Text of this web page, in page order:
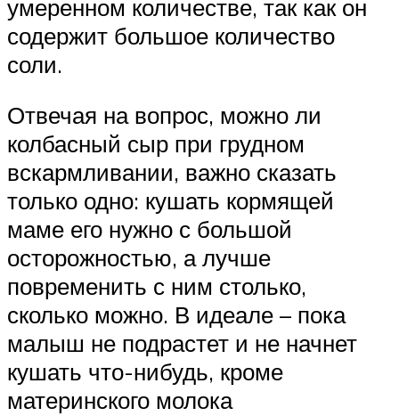
умеренном количестве, так как он
содержит большое количество
соли.
Отвечая на вопрос, можно ли
колбасный сыр при грудном
вскармливании, важно сказать
только одно: кушать кормящей
маме его нужно с большой
осторожностью, а лучше
повременить с ним столько,
сколько можно. В идеале – пока
малыш не подрастет и не начнет
кушать что-нибудь, кроме
материнского молока